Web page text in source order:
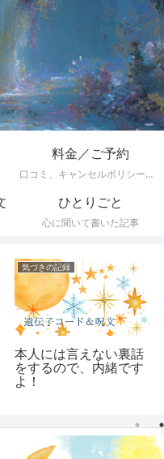
料金／ご予約
口コミ、キャンセルポリシーなど
ひとりごと
心に聞いて書いた記事
気づきの記録
本人には言えない裏話
をするので、内緒です
よ！